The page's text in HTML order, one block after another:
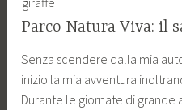
Parco Natura Viva: il
Senza scendere dalla mia
inizio la mia avventura
Durante le giornate di grande